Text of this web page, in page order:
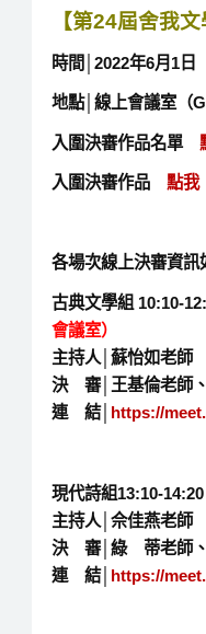
【第24屆舍我
時間│2022年6月1日
地點│線上會議室（
入圍決審作品名單
入圍決審作品 點我
各場次線上決審資訊
古典文學組 10:10-
會議室）
主持人│蘇怡如老師
決 審│王基倫老師
連 結│
https://
現代詩組13:10-14:20
主持人│佘佳燕老師
決 審│綠 蒂老師
連 結│
https://